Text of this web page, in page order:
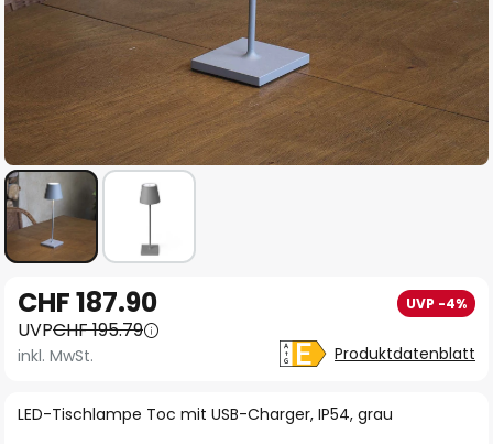
Anfang
der
Bildgalerie
LED-Tischlampe Toc mit USB-Charger, IP54, grau
CHF 187.90 UVP -4%
UVPCHF 195.79
inkl. MwSt. Produktdatenblatt